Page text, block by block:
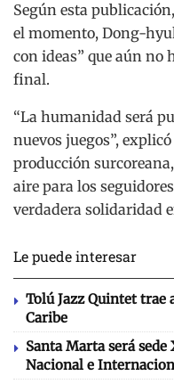
Según esta
el momento, Dong-
con ideas” que aún no
final.
“La humanidad será
nuevos juegos”,
producción
aire para los
verdadera solidaridad
Le puede interesar
Tolú Jazz Quintet trae
Caribe
Santa Marta será
Nacional e